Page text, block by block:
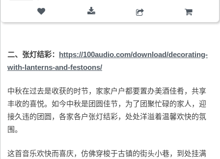
二、张灯结彩： https://100audio.com/download/decorating-
with-lanterns-and-festoons/
中秋在过去是收获的时节，家家户户都要置办美酒佳肴，共享
丰收的喜悦。如今中秋是团圆佳节，为了团聚忙碌的家人，迎
接久违的团圆，各家各户张灯结彩，处处洋溢着温馨欢快的氛
围。
这首音乐欢快而喜庆，仿佛穿梭于古镇的街头小巷，到处挂满